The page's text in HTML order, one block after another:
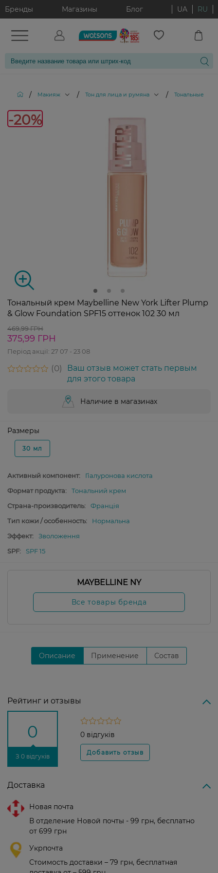
Бренды Магазины Блог UA RU
/ Макияж / Тон для лица и румяна / Тональные
-20%
Тональный крем Maybelline New York Lifter Plump
& Glow Foundation SPF15 оттенок 102 30 мл
469,99 ГРН
375,99 ГРН
Період акції: 27 07 - 23 08
0
Ваш отзыв может стать первым
для этого товара
Наличие в магазинах
Размеры
30 мл
Активный компонент:
Гіалуронова кислота
Формат продукта:
Тональний крем
Страна-производитель:
Франція
Тип кожи / особенность:
Нормальна
Эффект:
Зволоження
SPF:
SPF 15
MAYBELLINE NY
Все товары бренда
Описание Применение Состав
Рейтинг и отзывы
0
З 0 відгуків
0 відгуків
Доставка
Новая почта
В отделение Новой почты - 99 грн, бесплатно
от 699 грн
Укрпочта
Стоимость доставки – 79 грн, бесплатная